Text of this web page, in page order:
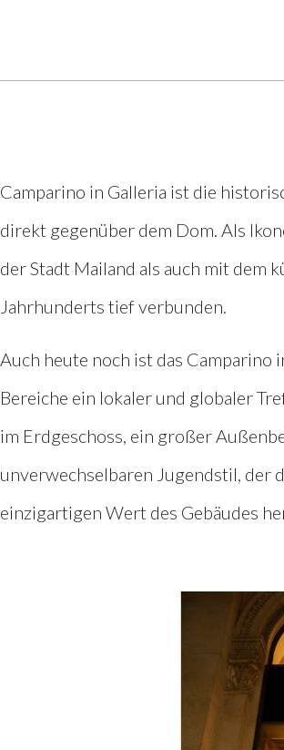
Camparino in Galleria ist die
direkt gegenüber dem Dom. Als
der Stadt Mailand als auch mit dem
Jahrhunderts tief verbunden.
Auch heute noch ist das Camparino
Bereiche ein lokaler und globaler
im Erdgeschoss, ein großer
unverwechselbaren Jugendstil, der
einzigartigen Wert des Gebäudes